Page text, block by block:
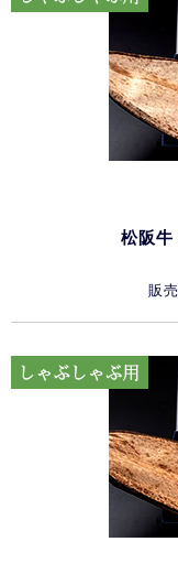
松阪牛
販